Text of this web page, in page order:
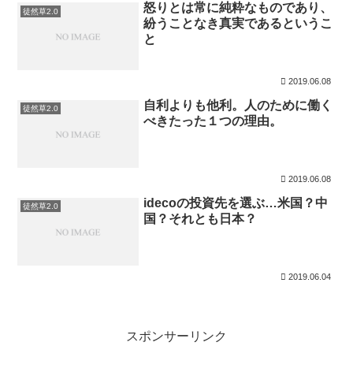
徒然草2.0
怒りとは常に純粋なものであり、
紛うことなき真実であるというこ
と
2019.06.08
徒然草2.0
自利よりも他利。人のために働く
べきたった１つの理由。
2019.06.08
徒然草2.0
idecoの投資先を選ぶ…米国？中
国？それとも日本？
2019.06.04
スポンサーリンク